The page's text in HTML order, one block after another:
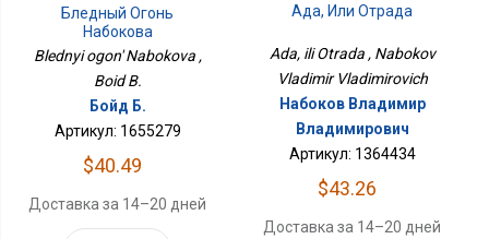
Бледный Огонь
Набокова
Blednyi ogon' Nabokova ,
Boid B.
Бойд Б.
Артикул: 1655279
$40.49
Доставка за 14–20 дней
Ада, Или Отрада
Ada, ili Otrada , Nabokov
Vladimir Vladimirovich
Набоков Владимир
Владимирович
Артикул: 1364434
$43.26
Доставка за 14–20 дней